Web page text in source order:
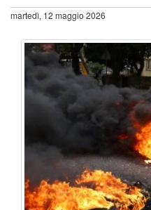
martedì, 12 maggio 2026